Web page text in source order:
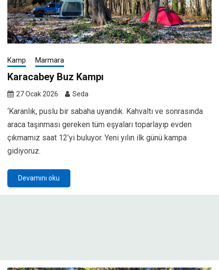
Kamp Marmara
Karacabey Buz Kampı
27 Ocak 2026 Seda
‘Karanlık, puslu bir sabaha uyandık. Kahvaltı ve sonrasında
araca taşınması gereken tüm eşyaları toparlayıp evden
çıkmamız saat 12’yi buluyor. Yeni yılın ilk günü kampa
gidiyoruz.
Devamını oku